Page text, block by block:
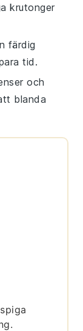
krutonger
färdig
tid.
och
blanda